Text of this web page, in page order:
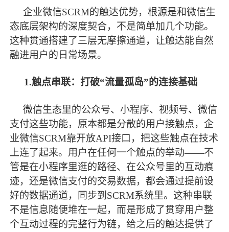
企业微信SCRM的触达优势，根源是和微信生
态底层架构的深度契合，不是简单加几个功能。
这种贯通搭建了三层无摩擦通道，让触达能自然
融进用户的日常场景。
1.触点串联：打破“流量孤岛”的连接基础
微信生态里的公众号、小程序、视频号、微信
支付这些功能，原本都是分散的用户接触点，企
业微信SCRM靠开放API接口，把这些触点在技术
上连了起来。用户在任何一个触点的举动——不
管是在小程序里逛的路径、在公众号里的互动痕
迹，还是微信支付的交易数据，都会通过提前设
好的数据通道，同步到SCRM系统里。这种串联
不是信息随便堆在一起，而是形成了贯穿用户整
个互动过程的完整行为链，给之后的触达提供了